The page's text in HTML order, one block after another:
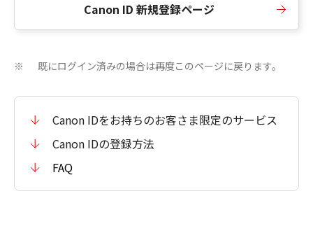
Canon ID 新規登録ページ
※ 既にログイン済みの場合は再度このページに戻ります。
Canon IDをお持ちのお客さま限定のサービス
Canon IDの登録方法
FAQ